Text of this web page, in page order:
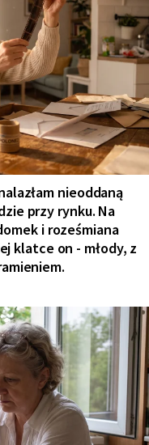
nieoddaną
przy rynku. Na
i roześmiana
klatce on - młody, z